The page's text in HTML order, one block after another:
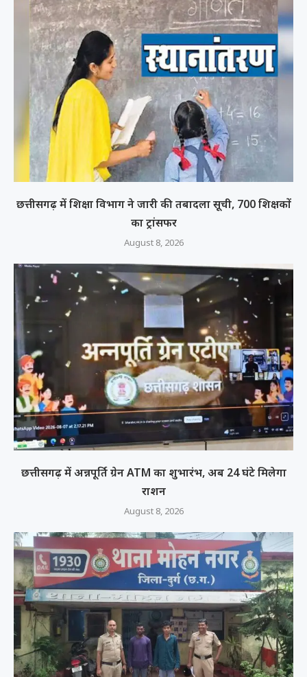
छत्तीसगढ़ में शिक्षा विभाग ने जारी की तबादला सूची, 700 शिक्षकों
का ट्रांसफर
August 8, 2026
छत्तीसगढ़ में अन्नपूर्ति ग्रेन ATM का शुभारंभ, अब 24 घंटे मिलेगा
राशन
August 8, 2026